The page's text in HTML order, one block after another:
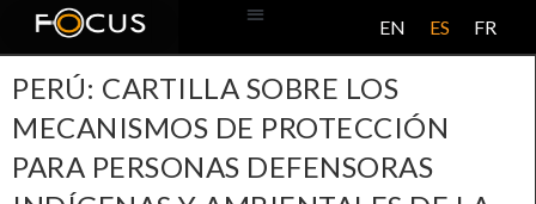
EN ES FR
PERÚ: CARTILLA SOBRE LOS
MECANISMOS DE PROTECCIÓN
PARA PERSONAS DEFENSORAS